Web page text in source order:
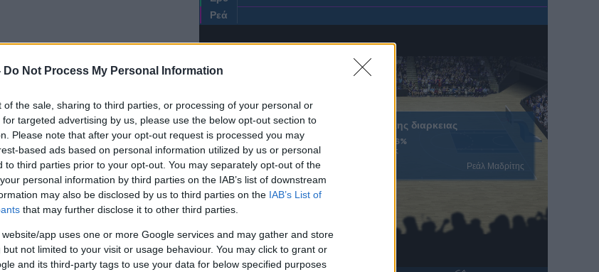
Do Not Process My Personal Information
of the sale, sharing to third parties, or processing of your personal or
targeted advertising by us, please use the below opt-out section to
Please note that after your opt-out request is processed you may
based ads based on personal information utilized by us or personal
to third parties prior to your opt-out. You may separately opt-out of the
personal information by third parties on the IAB’s list of downstream
may also be disclosed by us to third parties on the IAB’s List of
that may further disclose it to other third parties.
app uses one or more Google services and may gather and store
not limited to your visit or usage behaviour. You may click to grant or
and its third-party tags to use your data for below specified purposes
Ρεά
Ολοκληρωση κανονικης διαρκειας
Ερυθρός Αστέρας
40.6%
% Εντός Πεδιάς
Ρεάλ Μαδρίτης